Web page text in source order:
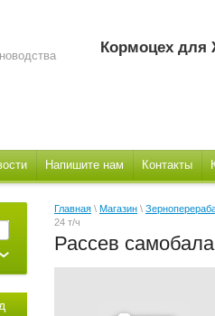
Кормоцех для
Напишите нам Контакты
Главная \ Магазин \
24 т/ч
Рассев